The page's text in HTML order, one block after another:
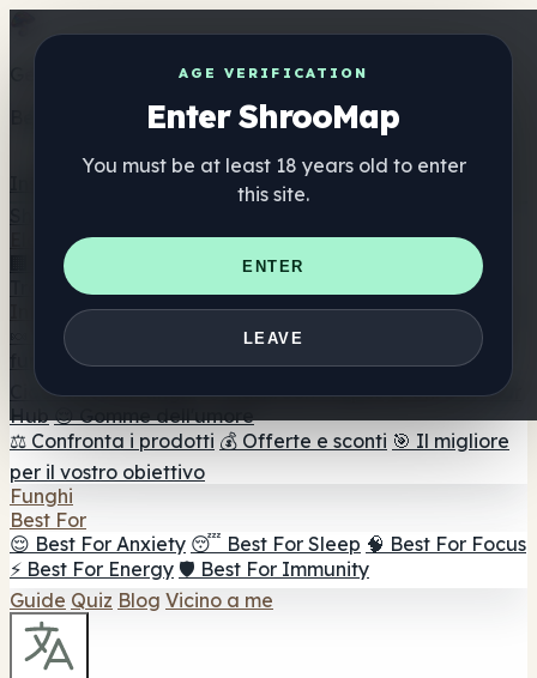
AGE VERIFICATION
Enter ShrooMap
You must be at least 18 years old to enter
this site.
ENTER
LEAVE
Get the ShrooMap app
Better than mobile web — one tap away
Elenco
🏢 Elenco dei marchi
📍 Trova il negozio di testa
Trova il negozio intelligente
🛒 Negozi di teste online
Integratori
🍬 Gomme ai funghi
💊 Capsule di funghi
💧 Tinture di
🫙 Polveri di funghi ☕ Caffè ai funghi 🍫
Cioccolato ai funghi 💨 Mushroom Vapes 🍫 Shroom Bar
Hub 😌 Gomme dell'umore
⚖️ Confronta i prodotti 💰 Offerte e sconti 🎯 Il migliore
per il vostro obiettivo
Funghi
Best For
😌 Best For Anxiety 😴 Best For Sleep 🧠 Best For Focus
⚡ Best For Energy 🛡️ Best For Immunity
Guide Quiz Blog Vicino a me